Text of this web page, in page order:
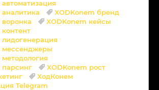
XODKonem бренд
воронка
XODKonem кейсы
лидогенерация
мессенджеры
парсинг
XODKonem рост
ХодКонем
Telegram